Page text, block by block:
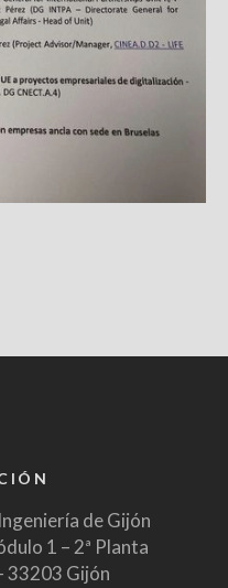
de Gijón
1 – 2ª Planta
33203 Gijón